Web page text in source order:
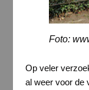
Foto:
Op veler
al weer voor de